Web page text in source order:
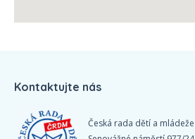
Kontaktujte nás
Česká rada dětí a mládeže